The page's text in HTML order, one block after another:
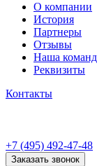
О компании
История
Партнеры
Отзывы
Наша
Реквизиты
Контакты
+7 (495) 492-47-48
Заказать звонок